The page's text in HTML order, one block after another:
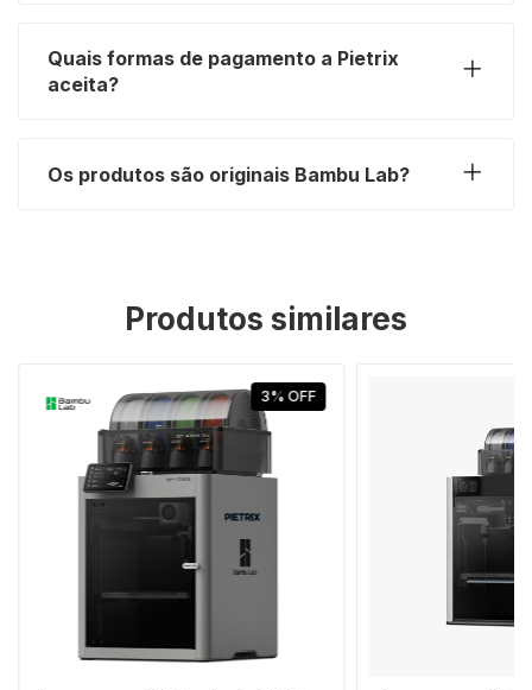
Quais formas de pagamento a Pietrix
aceita?
Os produtos são originais Bambu Lab?
Produtos similares
3%OFF